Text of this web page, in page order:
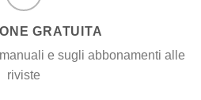
GRATUITA
e sugli abbonamenti alle
riviste